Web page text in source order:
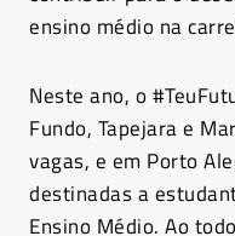
ensino médio na
Neste ano, o
Fundo, Tapejara e
vagas, e em Porto
destinadas a
Ensino Médio. Ao